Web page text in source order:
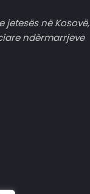
jetesës në Kosovë,
ndërmarrjeve